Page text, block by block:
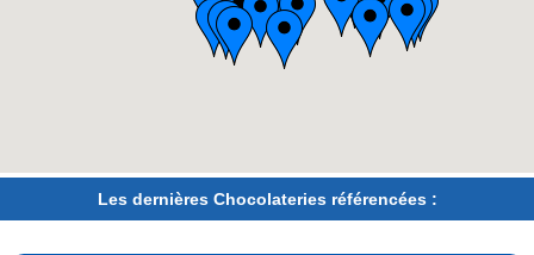
Les dernières Chocolateries référencées :